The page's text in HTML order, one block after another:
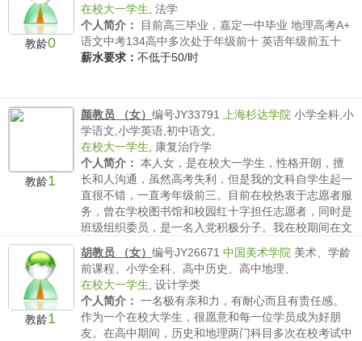
教龄0
在校大一学生 法学
个人简介：
目前高三毕业，嘉定一中毕业 地理高考A+
语文中考134高中多次处于年级前十 英语年级前五十
薪水要求： 不低于50/时
教龄1
颜教员 （女） 编号JY33791 上海杉达学院 小学全科,小
学语文,小学英语,初中语文,
在校大一学生
康复治疗学
个人简介： 本人女，是在校大一学生，性格开朗，擅
长和人沟通，虽然高考失利，但是我的文科自学生起一
直很不错，一直考年级前三。目前在校热衷于志愿者服
务，曾在学校图书馆和校园红十字担任志愿者，同时是
班级组织委员，是一名入党积极分子。我在校期间在文
薪水要求：不低于50/时
教龄1
胡教员 （女） 编号JY26671 中国美术学院 美术、学龄
前课程、小学全科、高中历史、高中地理、
在校大一学生 设计学类
个人简介： 一名极有亲和力，有耐心而且有责任感。
作为一个在校大学生，很愿意和每一位学员成为好朋
友。在高中期间，历史和地理两门科目多次在校考试中